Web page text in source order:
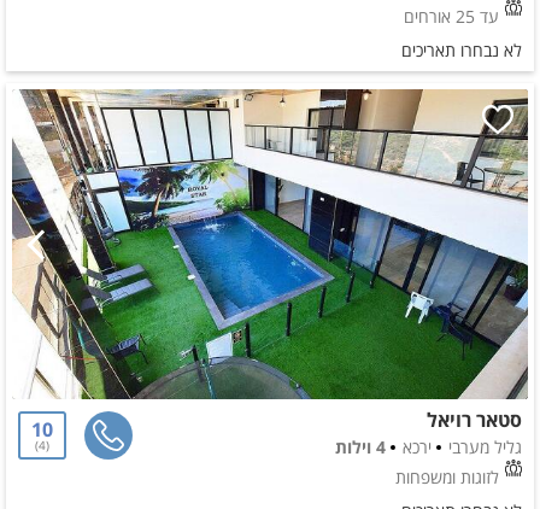
עד 25 אורחים
לא נבחרו תאריכים
סטאר רויאל
גליל מערבי ירכא
4 וילות
לזוגות ומשפחות
10
4